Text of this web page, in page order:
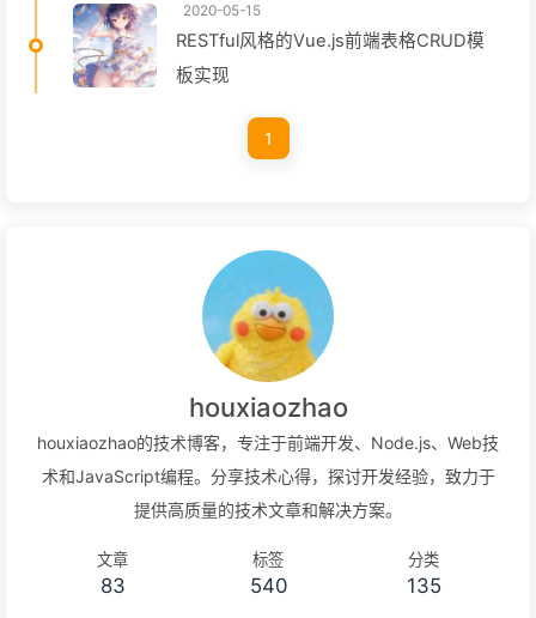
2020-05-15
RESTful风格的Vue.js前端表格CRUD模
板实现
1
houxiaozhao
houxiaozhao的技术博客，专注于前端开发、Node.js、Web技
术和JavaScript编程。分享技术心得，探讨开发经验，致力于
提供高质量的技术文章和解决方案。
文章
83
标签
540
分类
135